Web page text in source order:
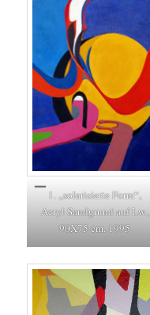
1. „solarisierte Form“,
Acryl Sandgrund auf Lw.,
90X75 cm. 1995